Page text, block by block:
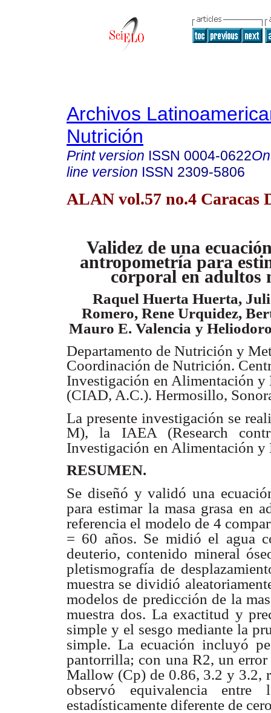
Archivos
Nutrición
Print version ISSN 0004-0622
line version ISSN 2309-5806
ALAN vol.57 no.4 Caracas
Validez de una
antropometría para
corporal en adultos
Raquel Huerta Huerta,
Romero, Rene Urquidez,
Mauro E. Valencia y
Departamento de Nutrición y
Coordinación de Nutrición.
Investigación en Alimentación y
(CIAD, A.C.). Hermosillo,
La presente investigación se
M), la IAEA (Research
Investigación en Alimentación
RESUMEN.
Se diseñó y validó una
para estimar la masa grasa en
referencia el modelo de 4
= 60 años. Se midió el agua
deuterio, contenido mineral
pletismografía de
muestra se dividió
modelos de predicción de la
muestra dos. La exactitud y
simple y el sesgo mediante la
simple. La ecuación incluyó
pantorrilla; con una R2, un
Mallow (Cp) de 0.86, 3.2 y 3.2,
observó equivalencia entre
estadísticamente diferente de